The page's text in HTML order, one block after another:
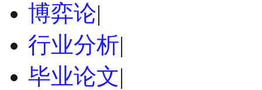
博弈论|
行业分析|
毕业论文|